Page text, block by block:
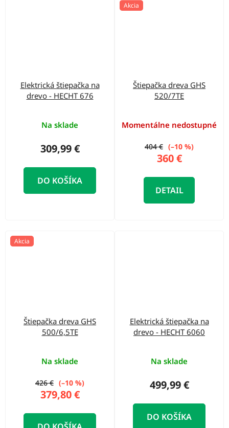
Elektrická štiepačka na
drevo - HECHT 676
Na sklade
309,99 €
DO KOŠÍKA
Akcia
Štiepačka dreva GHS
520/7TE
Momentálne nedostupné
360 €
404 € (–10 %)
DETAIL
Akcia
Štiepačka dreva GHS
500/6,5TE
Na sklade
379,80 €
426 € (–10 %)
Elektrická štiepačka na
drevo - HECHT 6060
Na sklade
499,99 €
DO KOŠÍKA